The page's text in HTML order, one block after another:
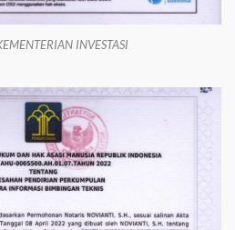
INVESTASI